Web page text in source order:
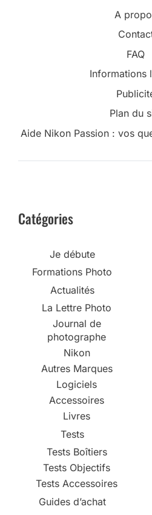
A
FAQ
Informations
Plan du
Aide Nikon Passion : vos
Catégories
Je débute
Formations Photo
Actualités
La Lettre Photo
Journal de
photographe
Nikon
Autres Marques
Logiciels
Accessoires
Livres
Tests
Tests Boîtiers
Tests Objectifs
Tests Accessoires
Guides d’achat